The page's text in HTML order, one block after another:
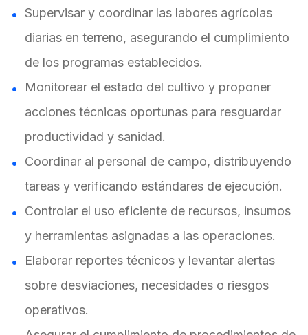
Supervisar y coordinar las labores agrícolas
diarias en terreno, asegurando el cumplimiento
de los programas establecidos.
Monitorear el estado del cultivo y proponer
acciones técnicas oportunas para resguardar
productividad y sanidad.
Coordinar al personal de campo, distribuyendo
tareas y verificando estándares de ejecución.
Controlar el uso eficiente de recursos, insumos
y herramientas asignadas a las operaciones.
Elaborar reportes técnicos y levantar alertas
sobre desviaciones, necesidades o riesgos
operativos.